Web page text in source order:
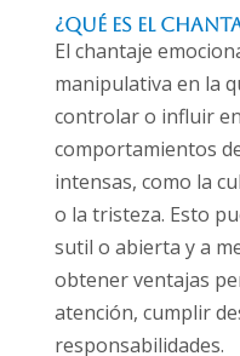
¿Qué es el
El chantaje
manipulativa en la
controlar o influir
comportamientos
intensas, como la
o la tristeza. Esto
sutil o abierta y a
obtener ventajas
atención, cumplir
responsabilidades.